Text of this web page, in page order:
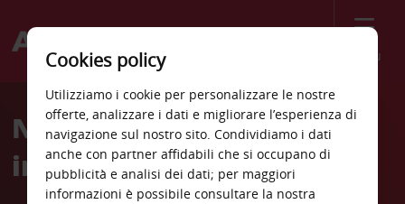
Menù
Welcome
AvisNoleggio auto Aeroporto
internazionale di Phoenix
Cookies policy
Utilizziamo i cookie per personalizzare le nostre
offerte, analizzare i dati e migliorare l’esperienza di
navigazione sul nostro sito. Condividiamo i dati
anche con partner affidabili che si occupano di
pubblicità e analisi dei dati; per maggiori
informazioni è possibile consultare la nostra